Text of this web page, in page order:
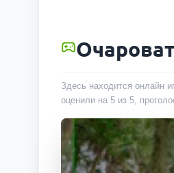
Здесь находится онлайн
оценили на 5 из 5,